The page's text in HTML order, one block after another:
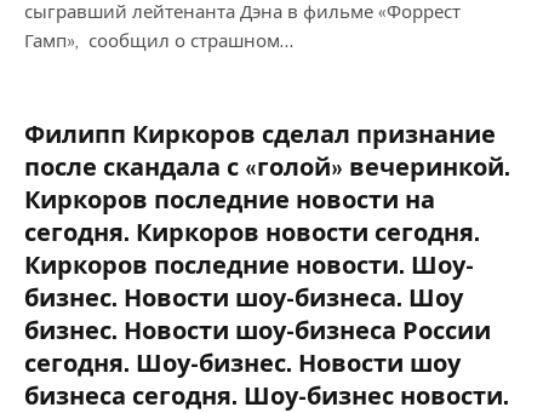
сыгравший лейтенанта Дэна в фильме «Форрест
Гамп», сообщил о страшном…
Филипп Киркоров сделал признание
после скандала с «голой» вечеринкой.
Киркоров последние новости на
сегодня. Киркоров новости сегодня.
Киркоров последние новости. Шоу-
бизнес. Новости шоу-бизнеса. Шоу
бизнес. Новости шоу-бизнеса России
сегодня. Шоу-бизнес. Новости шоу
бизнеса сегодня. Шоу-бизнес новости.